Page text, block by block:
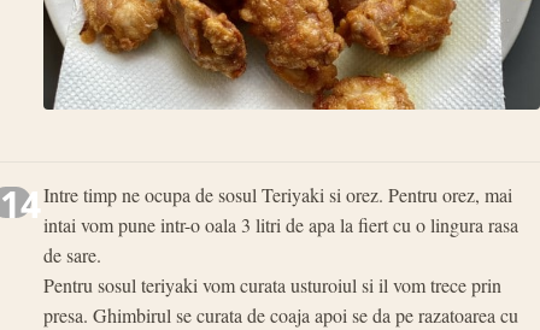
14Intre timp ne ocupa de sosul Teriyaki si orez. Pentru orez, mai
intai vom pune intr-o oala 3 litri de apa la fiert cu o lingura rasa
de sare.
Pentru sosul teriyaki vom curata usturoiul si il vom trece prin
presa. Ghimbirul se curata de coaja apoi se da pe razatoarea cu